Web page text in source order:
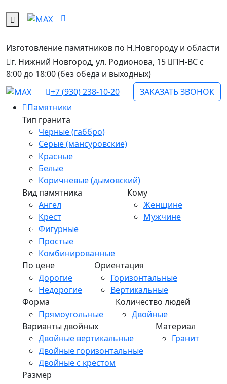
Изготовление памятников по Н.Новгороду и области
г. Нижний Новгород, ул. Родионова, 15
ПН-ВС с
8:00 до 18:00 (без обеда и выходных)
+7 (930) 238-10-20
ЗАКАЗАТЬ ЗВОНОК
Памятники
Тип гранита
Черные (габбро)
Серые (мансуровские)
Красные
Белые
Коричневые (дымовский)
Вид памятника
Ангел
Крест
Фигурные
Простые
Комбинированные
Кому
Женщине
Мужчине
По цене
Дорогие
Недорогие
Ориентация
Горизонтальные
Вертикальные
Форма
Прямоугольные
Количество людей
Двойные
Варианты двойных
Двойные вертикальные
Двойные горизонтальные
Двойные с крестом
Материал
Гранит
Размер